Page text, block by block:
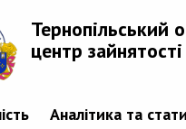
Тернопільський
центр зайнятості
Аналітика та